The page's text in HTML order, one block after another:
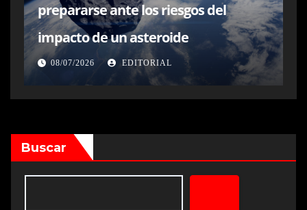
prepararse ante los riesgos del
impacto de un asteroide
08/07/2026 EDITORIAL
Buscar